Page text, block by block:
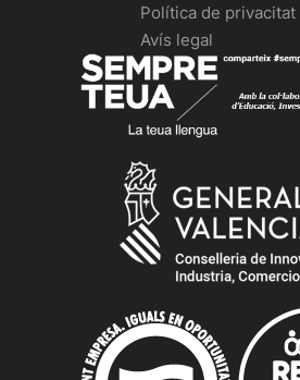
Política de privacitat
Avís legal